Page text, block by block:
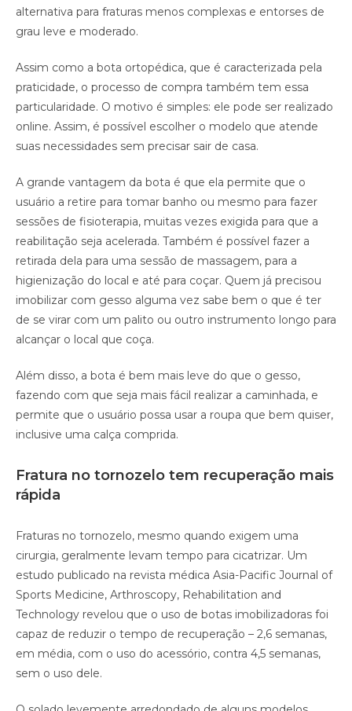
alternativa para fraturas menos complexas e entorses de
grau leve e moderado.
Assim como a bota ortopédica, que é caracterizada pela
praticidade, o processo de compra também tem essa
particularidade. O motivo é simples: ele pode ser realizado
online. Assim, é possível escolher o modelo que atende
suas necessidades sem precisar sair de casa.
A grande vantagem da bota é que ela permite que o
usuário a retire para tomar banho ou mesmo para fazer
sessões de fisioterapia, muitas vezes exigida para que a
reabilitação seja acelerada. Também é possível fazer a
retirada dela para uma sessão de massagem, para a
higienização do local e até para coçar. Quem já precisou
imobilizar com gesso alguma vez sabe bem o que é ter
de se virar com um palito ou outro instrumento longo para
alcançar o local que coça.
Além disso, a bota é bem mais leve do que o gesso,
fazendo com que seja mais fácil realizar a caminhada, e
permite que o usuário possa usar a roupa que bem quiser,
inclusive uma calça comprida.
Fratura no tornozelo tem recuperação mais
rápida
Fraturas no tornozelo, mesmo quando exigem uma
cirurgia, geralmente levam tempo para cicatrizar. Um
estudo publicado na revista médica Asia-Pacific Journal of
Sports Medicine, Arthroscopy, Rehabilitation and
Technology revelou que o uso de botas imobilizadoras foi
capaz de reduzir o tempo de recuperação – 2,6 semanas,
em média, com o uso do acessório, contra 4,5 semanas,
sem o uso dele.